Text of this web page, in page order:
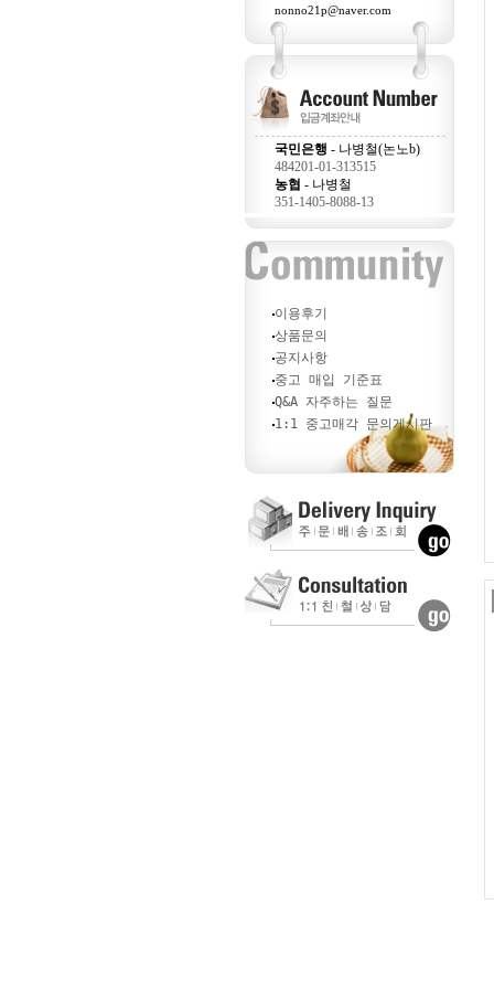
nonno21p@naver.com
국민은행 - 나병철(논노b)
484201-01-313515
농협 - 나병철
351-1405-8088-13
이용후기
상품문의
공지사항
중고 매입 기준표
Q&A 자주하는 질문
1:1 중고매각 문의게시판